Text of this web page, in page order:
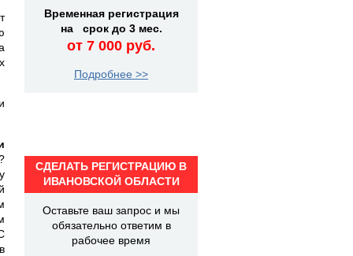
Временная регистрация
на срок до 3 мес.
от 7 000 руб.
Подробнее >>
СДЕЛАТЬ РЕГИСТРАЦИЮ В
ИВАНОВСКОЙ ОБЛАСТИ
Оставьте ваш запрос и мы
обязательно ответим в
рабочее время